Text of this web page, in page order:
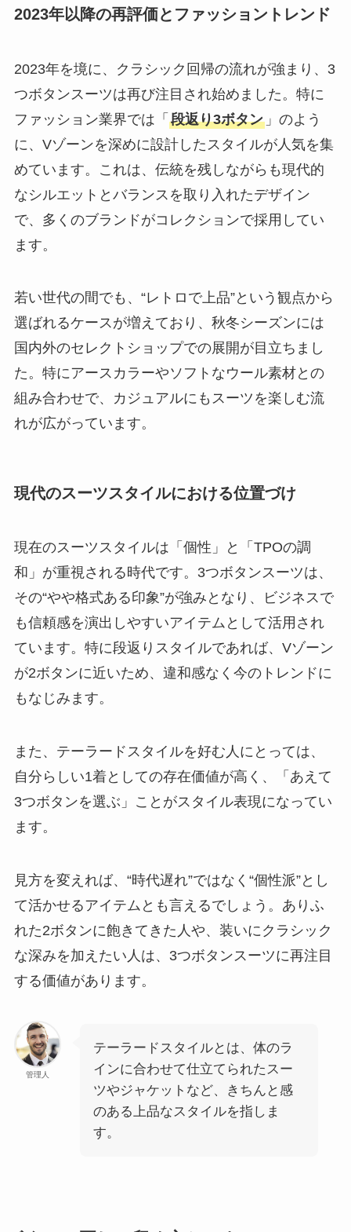
2023年以降の再評価とファッショントレンド
2023年を境に、クラシック回帰の流れが強まり、3
つボタンスーツは再び注目され始めました。特に
ファッション業界では「 段返り3ボタン」のよう
に、Vゾーンを深めに設計したスタイルが人気を集
めています。これは、伝統を残しながらも現代的
なシルエットとバランスを取り入れたデザイン
で、多くのブランドがコレクションで採用してい
ます。
若い世代の間でも、“レトロで上品”という観点から
選ばれるケースが増えており、秋冬シーズンには
国内外のセレクトショップでの展開が目立ちまし
た。特にアースカラーやソフトなウール素材との
組み合わせで、カジュアルにもスーツを楽しむ流
れが広がっています。
現代のスーツスタイルにおける位置づけ
現在のスーツスタイルは「個性」と「TPOの調
和」が重視される時代です。3つボタンスーツは、
その“やや格式ある印象”が強みとなり、ビジネスで
も信頼感を演出しやすいアイテムとして活用され
ています。特に段返りスタイルであれば、Vゾーン
が2ボタンに近いため、違和感なく今のトレンドに
もなじみます。
また、テーラードスタイルを好む人にとっては、
自分らしい1着としての存在価値が高く、「あえて
3つボタンを選ぶ」ことがスタイル表現になってい
ます。
見方を変えれば、“時代遅れ”ではなく“個性派”とし
て活かせるアイテムとも言えるでしょう。ありふ
れた2ボタンに飽きてきた人や、装いにクラシック
な深みを加えたい人は、3つボタンスーツに再注目
する価値があります。
管理人
テーラードスタイルとは、体のラ
インに合わせて仕立てられたスー
ツやジャケットなど、きちんと感
のある上品なスタイルを指しま
す。